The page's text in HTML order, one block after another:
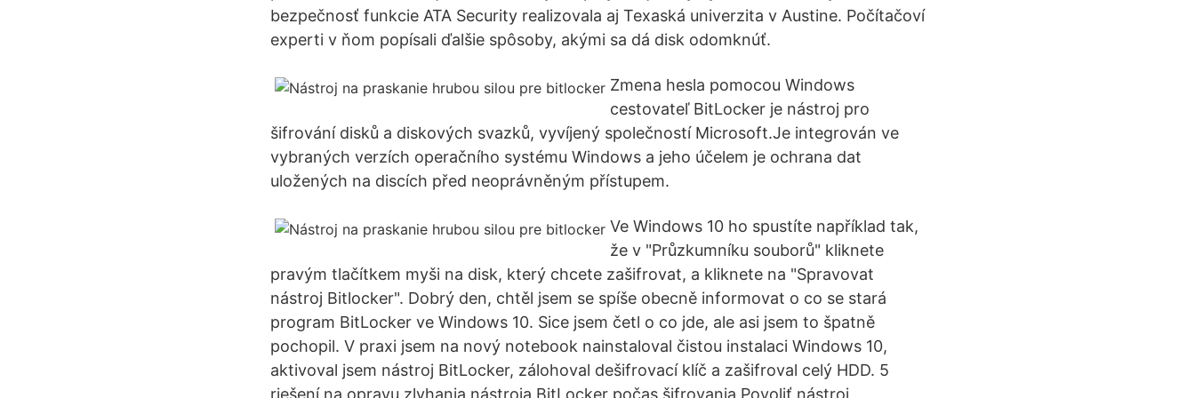
bezpečnosť funkcie ATA Security realizovala aj Texaská univerzita v Austine. Počítačoví
experti v ňom popísali ďalšie spôsoby, akými sa dá disk odomknúť.
Zmena hesla pomocou Windows
cestovateľ BitLocker je nástroj pro
šifrování disků a diskových svazků, vyvíjený společností Microsoft.Je integrován ve
vybraných verzích operačního systému Windows a jeho účelem je ochrana dat
uložených na discích před neoprávněným přístupem.
Ve Windows 10 ho spustíte například tak,
že v "Průzkumníku souborů" kliknete
pravým tlačítkem myši na disk, který chcete zašifrovat, a kliknete na "Spravovat
nástroj Bitlocker". Dobrý den, chtěl jsem se spíše obecně informovat o co se stará
program BitLocker ve Windows 10. Sice jsem četl o co jde, ale asi jsem to špatně
pochopil. V praxi jsem na nový notebook nainstaloval čistou instalaci Windows 10,
aktivoval jsem nástroj BitLocker, zálohoval dešifrovací klíč a zašifroval celý HDD. 5
riešení na opravu zlyhania nástroja BitLocker počas šifrovania Povoliť nástroj